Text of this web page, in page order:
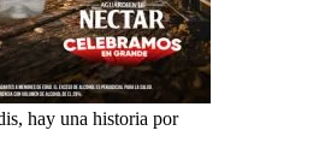
hay una historia por